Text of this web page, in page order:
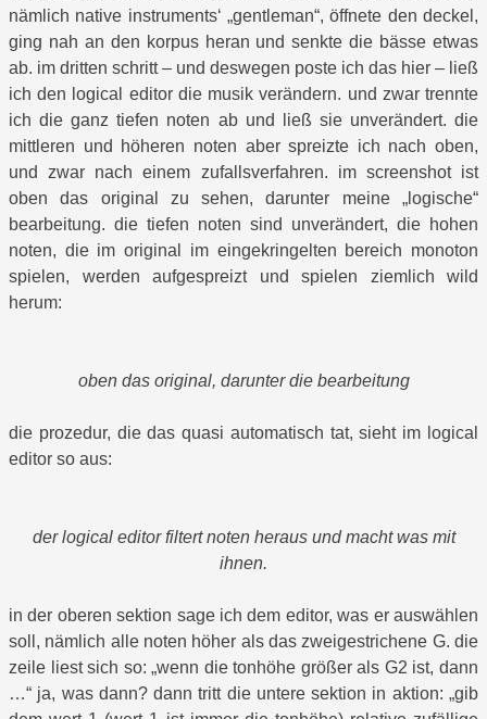
nämlich native instruments‘ „gentleman“, öffnete den deckel,
ging nah an den korpus heran und senkte die bässe etwas
ab. im dritten schritt – und deswegen poste ich das hier – ließ
ich den logical editor die musik verändern. und zwar trennte
ich die ganz tiefen noten ab und ließ sie unverändert. die
mittleren und höheren noten aber spreizte ich nach oben,
und zwar nach einem zufallsverfahren. im screenshot ist
oben das original zu sehen, darunter meine „logische“
bearbeitung. die tiefen noten sind unverändert, die hohen
noten, die im original im eingekringelten bereich monoton
spielen, werden aufgespreizt und spielen ziemlich wild
herum:
oben das original, darunter die bearbeitung
die prozedur, die das quasi automatisch tat, sieht im logical
editor so aus:
der logical editor filtert noten heraus und macht was mit
ihnen.
in der oberen sektion sage ich dem editor, was er auswählen
soll, nämlich alle noten höher als das zweigestrichene G. die
zeile liest sich so: „wenn die tonhöhe größer als G2 ist, dann
…“ ja, was dann? dann tritt die untere sektion in aktion: „gib